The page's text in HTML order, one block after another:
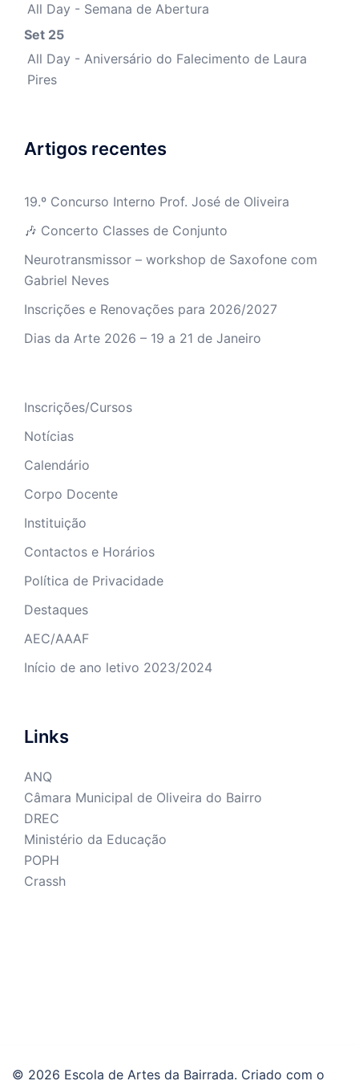
All Day - Semana de Abertura
Set 25
All Day - Aniversário do Falecimento de Laura
Pires
Artigos recentes
19.º Concurso Interno Prof. José de Oliveira
🎶 Concerto Classes de Conjunto
Neurotransmissor – workshop de Saxofone com
Gabriel Neves
Inscrições e Renovações para 2026/2027
Dias da Arte 2026 – 19 a 21 de Janeiro
Inscrições/Cursos
Notícias
Calendário
Corpo Docente
Instituição
Contactos e Horários
Política de Privacidade
Destaques
AEC/AAAF
Início de ano letivo 2023/2024
Links
ANQ
Câmara Municipal de Oliveira do Bairro
DREC
Ministério da Educação
POPH
Crassh
© 2026 Escola de Artes da Bairrada. Criado com o